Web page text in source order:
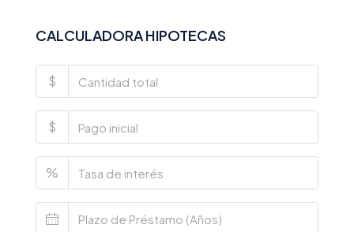
CALCULADORA HIPOTECAS
$
$
%